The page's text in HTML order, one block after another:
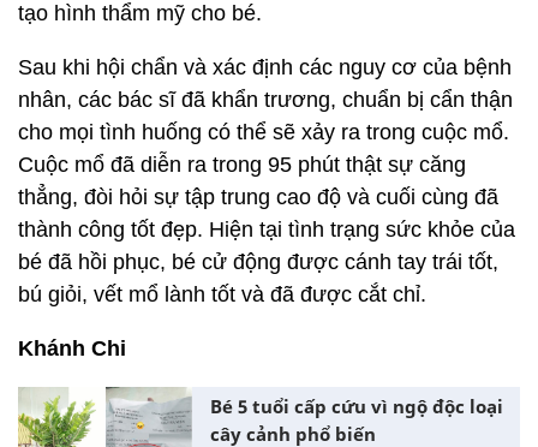
tạo hình thẩm mỹ cho bé.
Sau khi hội chẩn và xác định các nguy cơ của bệnh
nhân, các bác sĩ đã khẩn trương, chuẩn bị cẩn thận
cho mọi tình huống có thể sẽ xảy ra trong cuộc mổ.
Cuộc mổ đã diễn ra trong 95 phút thật sự căng
thẳng, đòi hỏi sự tập trung cao độ và cuối cùng đã
thành công tốt đẹp. Hiện tại tình trạng sức khỏe của
bé đã hồi phục, bé cử động được cánh tay trái tốt,
bú giỏi, vết mổ lành tốt và đã được cắt chỉ.
Khánh Chi
Bé 5 tuổi cấp cứu vì ngộ độc loại
cây cảnh phổ biến